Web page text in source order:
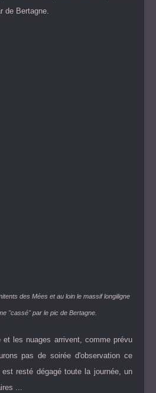
de Bertagne.
des Mées et au loin le massif longiligne
"cassé" par le pic de Bertagne.
les nuages arrivent, comme prévu
pas de soirée d'observation ce
resté dégagé toute la journée, un
...